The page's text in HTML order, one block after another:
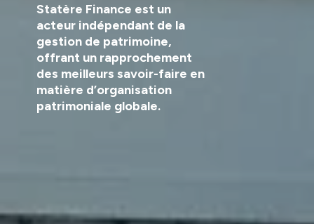
Statère Finance est un
acteur indépendant de la
gestion de patrimoine,
offrant un rapprochement
des meilleurs savoir-faire en
matière d’organisation
patrimoniale globale.